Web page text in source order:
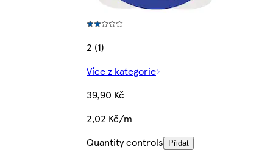
2 (1)
Více z kategorie
39,90 Kč
2,02 Kč/m
Quantity controls
Přidat